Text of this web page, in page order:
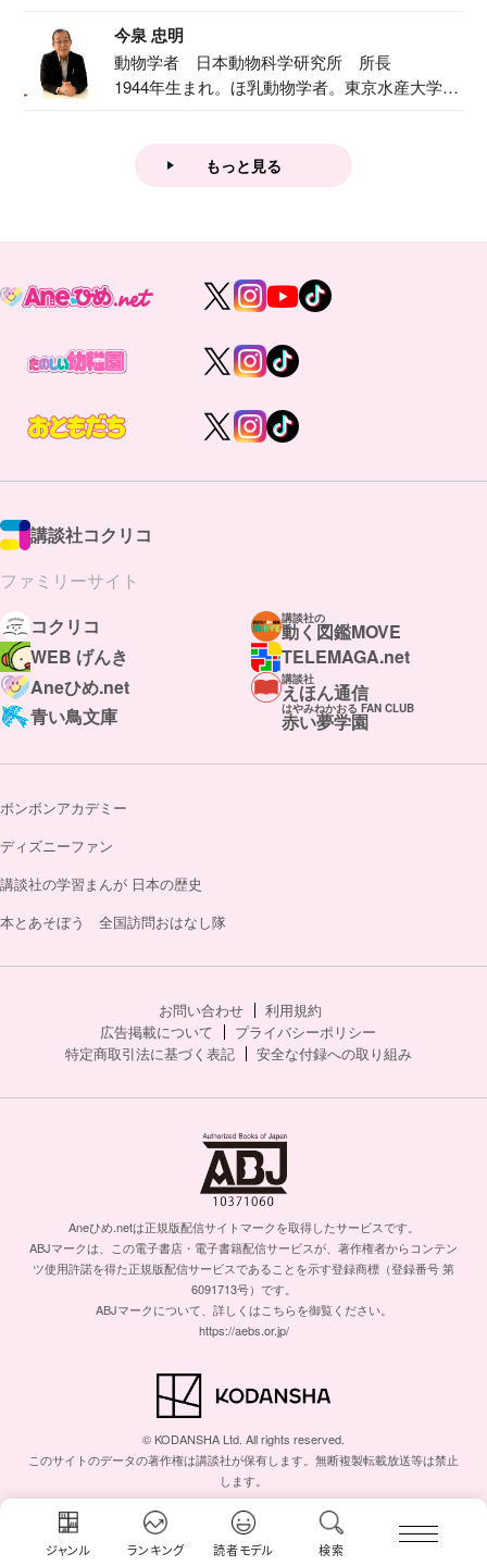
ジャンル ランキング 読者モデル 検索
今泉 忠明
動物学者 日本動物科学研究所 所長
1944年生まれ。ほ乳動物学者。東京水産大学卒
もっと見る
講談社コクリコ
ファミリーサイト
コクリコ
講談社の
動く図鑑MOVE
WEB げんき
TELEMAGA.net
Aneひめ.net
講談社
えほん通信
青い鳥文庫
はやみねかおる FAN CLUB
赤い夢学園
ボンボンアカデミー
ディズニーファン
講談社の学習まんが 日本の歴史
本とあそぼう 全国訪問おはなし隊
お問い合わせ
利用規約
広告掲載について
プライバシーポリシー
特定商取引法に基づく表記
安全な付録への取り組み
Aneひめ.netは正規版配信サイトマークを取得したサービスです。
ABJマークは、この電子書店・電子書籍配信サービスが、著作権者からコンテン
ツ使用許諾を得た正規版配信サービスであることを示す登録商標（登録番号 第
6091713号）です。
ABJマークについて、詳しくはこちらを御覧ください。
https://aebs.or.jp/
© KODANSHA Ltd. All rights reserved.
このサイトのデータの著作権は講談社が保有します。無断複製転載放送等は禁止
します。